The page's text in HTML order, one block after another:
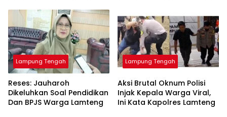
Lampung Tengah
Reses: Jauharoh
Dikeluhkan Soal Pendidikan
Dan BPJS Warga Lamteng
Lampung Tengah
Aksi Brutal Oknum Polisi
Injak Kepala Warga Viral,
Ini Kata Kapolres Lamteng